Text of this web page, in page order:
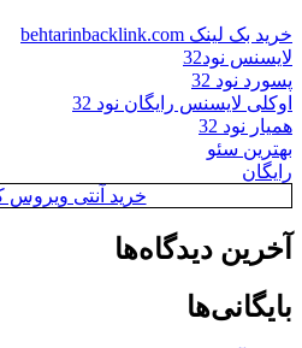
خرید بک لینک behtarinbacklink.com
لایسنس نود32
پسورد نود 32
اوکلی لایسنس رایگان نود 32
همیار نود 32
بهترین سئو
رایگان
خرید آنتی
آخرین دیدگاه‌ها
بایگانی‌ها